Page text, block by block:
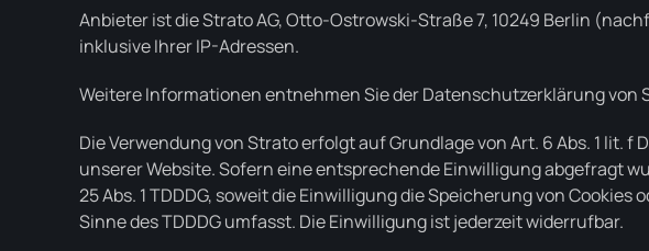
Anbieter ist die Strato AG, Otto-Ostrowski-Straße 7, 10249 Berlin
inklusive Ihrer IP-Adressen.
Weitere Informationen entnehmen Sie der Datenschutzerklärung von
Die Verwendung von Strato erfolgt auf Grundlage von Art. 6 Abs. 1 lit.
unserer Website. Sofern eine entsprechende Einwilligung abgefragt
25 Abs. 1 TDDDG, soweit die Einwilligung die Speicherung von
Sinne des TDDDG umfasst. Die Einwilligung ist jederzeit widerrufbar.